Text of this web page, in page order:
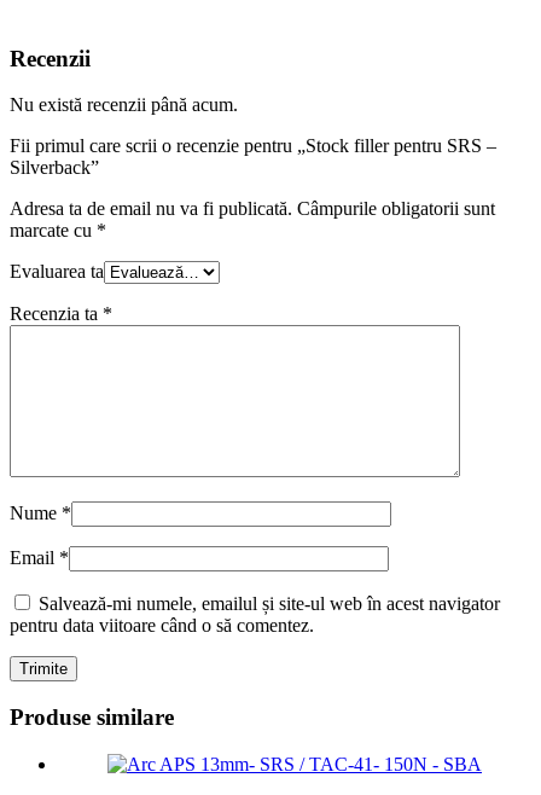
Recenzii
Nu există recenzii până acum.
Fii primul care scrii o recenzie pentru „Stock filler pentru SRS –
Silverback”
Adresa ta de email nu va fi publicată. Câmpurile obligatorii sunt
marcate cu *
Evaluarea ta
Recenzia ta *
Nume *
Email *
Salvează-mi numele, emailul și site-ul web în acest navigator
pentru data viitoare când o să comentez.
Produse similare